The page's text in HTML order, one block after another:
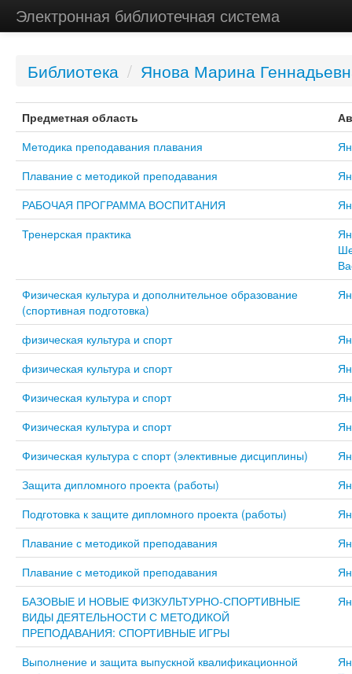
Электронная библиотечная система
Библиотека / Янова Марина
Предметная область
Методика преподавания плавания
Плавание с методикой преподавания
РАБОЧАЯ ПРОГРАММА ВОСПИТАНИЯ
Тренерская практика
Физическая культура и дополнительное образование
(спортивная подготовка)
физическая культура и спорт
физическая культура и спорт
Физическая культура и спорт
Физическая культура и спорт
Физическая культура с спорт (элективные дисциплины)
Защита дипломного проекта (работы)
Подготовка к защите дипломного проекта (работы)
Плавание с методикой преподавания
Плавание с методикой преподавания
БАЗОВЫЕ И НОВЫЕ ФИЗКУЛЬТУРНО-СПОРТИВНЫЕ
ВИДЫ ДЕЯТЕЛЬНОСТИ С МЕТОДИКОЙ
ПРЕПОДАВАНИЯ: СПОРТИВНЫЕ ИГРЫ
Выполнение и защита выпускной квалификационной